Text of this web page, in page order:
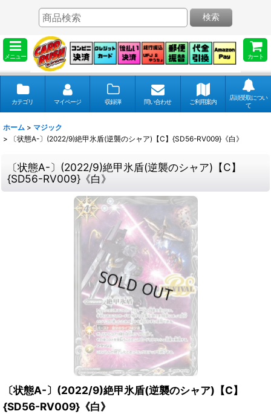
メニュー カート
検索
カテゴリ マイページ 収録弾 問い合わせ ご利用案内
店頭受取につい
て
ホーム > マジック
>
〔状態A-〕(2022/9)絶甲氷盾(逆襲のシャア)【C】{SD56-RV009}《白》
〔状態A-〕(2022/9)絶甲氷盾(逆襲のシャア)【C】
{SD56-RV009}《白》
〔状態A-〕(2022/9)絶甲氷盾(逆襲のシャア)【C】
{SD56-RV009}《白》